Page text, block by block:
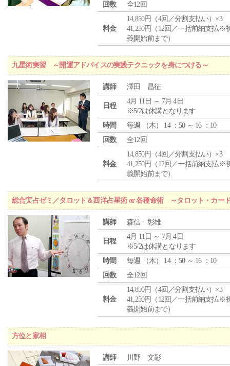
回数
全12回
料金
14,850円（4回／分割支払い）×3
41,250円（12回／一括前納支払※
義開始前まで）
九星術実習 ～開運アドバイスの実践テクニックを身につける～
講師 澤田 昌征
日程
4月 11日 ～ 7月 4日
※5/2は休講となります
時間
毎週 （木） 14 ：50 ～ 16 ：10
回数
全12回
料金
14,850円（4回／分割支払い）×3
41,250円（12回／一括前納支払※
義開始前まで）
総合実占ゼミ／タロット＆西洋占星術 or 各種命術 ～タロット・カー
講師 森信 彰雄
日程
4月 11日 ～ 7月 4日
※5/2は休講となります
時間
毎週 （木） 14 ：50 ～ 16 ：10
回数
全12回
料金
14,850円（4回／分割支払い）×3
41,250円（12回／一括前納支払※
義開始前まで）
方位と家相
講師 川野 文彰